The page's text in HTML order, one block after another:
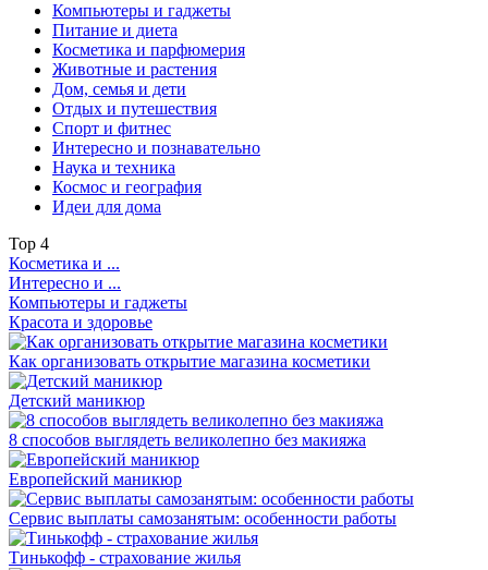
Компьютеры и гаджеты
Питание и диета
Косметика и парфюмерия
Животные и растения
Дом, семья и дети
Отдых и путешествия
Спорт и фитнес
Интересно и познавательно
Наука и техника
Космос и география
Идеи для дома
Top 4
Косметика и ...
Интересно и ...
Компьютеры и гаджеты
Красота и здоровье
Как организовать открытие магазина косметики
Детский маникюр
8 способов выглядеть великолепно без макияжа
Европейский маникюр
Сервис выплаты самозанятым: особенности работы
Тинькофф - страхование жилья